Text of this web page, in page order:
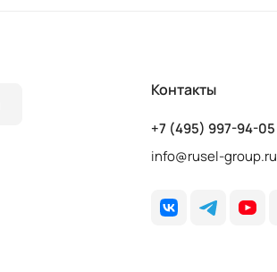
Контакты
+7 (495) 997-94-05
info@rusel-group.ru